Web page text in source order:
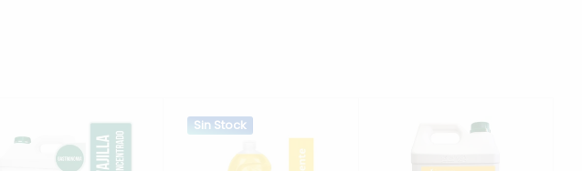
Sin Stock